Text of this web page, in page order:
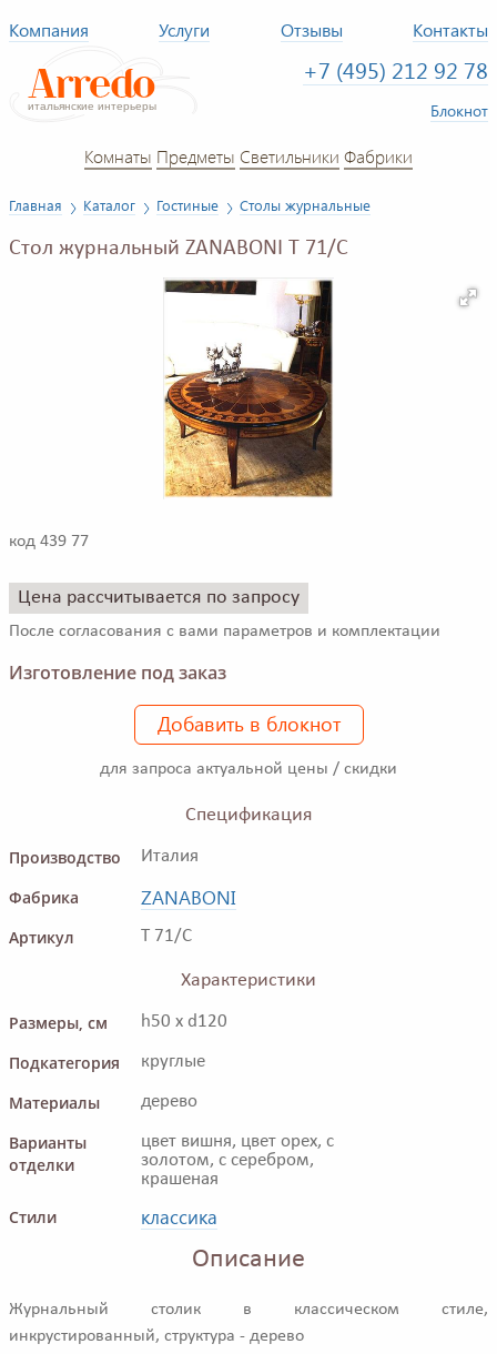
Компания Услуги Отзывы Контакты
+7 (495) 212 92 78
Блокнот
Комнаты Предметы Светильники Фабрики
Главная Каталог Гостиные Столы журнальные
Стол журнальный ZANABONI T 71/C
код 439 77
Цена рассчитывается по запросу
После согласования с вами параметров и комплектации
Изготовление под заказ
Добавить в блокнот
для запроса актуальной цены / скидки
Спецификация
Производство
Италия
Фабрика ZANABONI
Артикул T 71/C
Характеристики
Размеры, см
h50 x d120
Подкатегория круглые
Материалы дерево
Варианты
отделки
цвет вишня, цвет орех, с
золотом, с серебром,
крашеная
Стили классика
Описание
Журнальный столик в классическом стиле,
инкрустированный, структура - дерево